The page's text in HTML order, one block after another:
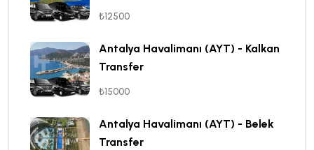
₺12500
Antalya Havalimanı (AYT) - Kalkan
Transfer
₺15000
Antalya Havalimanı (AYT) - Belek
Transfer